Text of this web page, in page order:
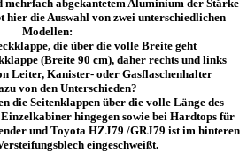
mehrfach abgekantetem Aluminium der Stärke
hier die Auswahl von zwei unterschiedlichen
Modellen:
die über die volle Breite geht
(Breite 90 cm), daher rechts und links
Leiter, Kanister- oder Gasflaschenhalter
von den Unterschieden?
die Seitenklappen über die volle Länge des
hingegen sowie bei Hardtops für
und Toyota HZJ79 /GRJ79 ist im hinteren
eingeschweißt.